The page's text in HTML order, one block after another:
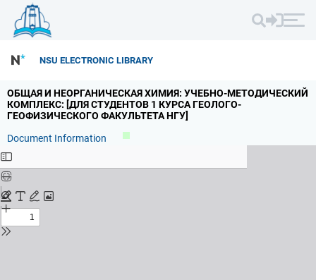
NSU ELECTRONIC LIBRARY
ОБЩАЯ И НЕОРГАНИЧЕСКАЯ ХИМИЯ: УЧЕБНО-МЕТОДИЧЕСКИЙ
КОМПЛЕКС: [ДЛЯ СТУДЕНТОВ 1 КУРСА ГЕОЛОГО-
ГЕОФИЗИЧЕСКОГО ФАКУЛЬТЕТА НГУ]
Document Information